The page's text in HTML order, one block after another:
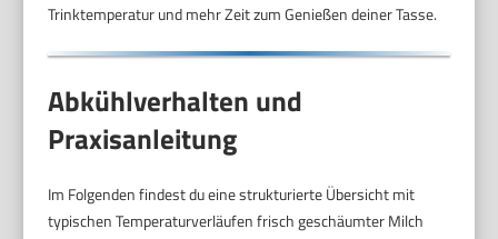
Trinktemperatur und mehr Zeit zum Genießen deiner Tasse.
Abkühlverhalten und
Praxisanleitung
Im Folgenden findest du eine strukturierte Übersicht mit
typischen Temperaturverläufen frisch geschäumter Milch